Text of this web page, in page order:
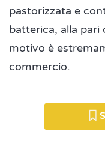
pastorizzata e
batterica, alla pari
motivo è
commercio.